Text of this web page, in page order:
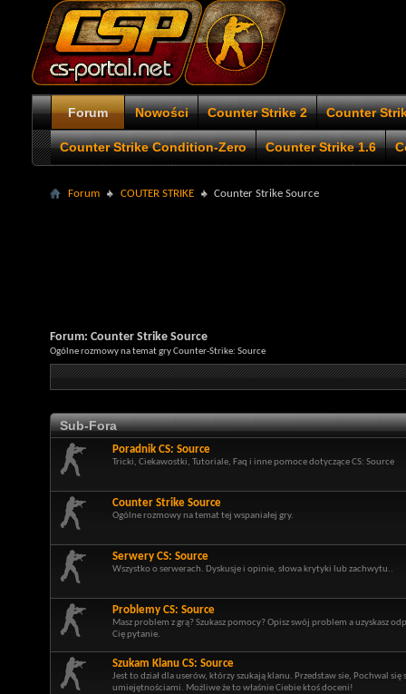
Forum Nowości Counter Strike 2 Counter
Counter Strike Condition-Zero Counter Strike 1.6
Forum COUTER STRIKE Counter Strike Source
Forum: Counter Strike Source
Ogólne rozmowy na temat gry Counter-Strike: Source
Sub-Fora
Poradnik CS: Source
Tricki, Ciekawostki, Tutoriale, Faq i inne pomoce dotyczące CS: Source
Counter Strike Source
Ogólne rozmowy na temat tej wspaniałej gry.
Serwery CS: Source
Wszystko o serwerach. Dyskusje i opinie, słowa krytyki lub zachwytu..
Problemy CS: Source
Masz problem z grą? Szukasz pomocy? Opisz swój problem a uzyskasz
Cię pytanie.
Szukam Klanu CS: Source
Jest to dział dla userów, którzy szukają klanu. Przedstaw sie, Pochwal się
umiejętnościami. Możliwe że to właśnie Ciebie ktoś doceni!